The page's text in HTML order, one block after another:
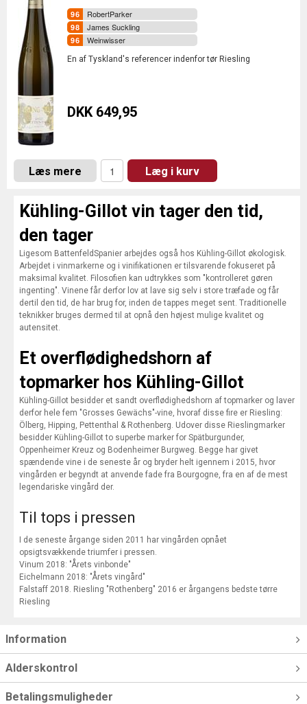
RobertParker
James Suckling
Weinwisser
En af Tyskland's referencer indenfor tør Riesling
DKK 649,95
Læs mere Læg i kurv
Kühling-Gillot vin tager den tid,
den tager
Ligesom BattenfeldSpanier arbejdes også hos Kühling-Gillot økologisk.
Arbejdet i vinmarkerne og i vinifikationen er tilsvarende fokuseret på
maksimal kvalitet. Filosofien kan udtrykkes som "kontrolleret gøren
ingenting". Vinene får derfor lov at lave sig selv i store træfade og får
dertil den tid, de har brug for, inden de tappes meget sent. Traditionelle
teknikker bruges dermed til at opnå den højest mulige kvalitet og
autensitet.
Et overflødighedshorn af
topmarker hos Kühling-Gillot
Kühling-Gillot besidder et sandt overflødighedshorn af topmarker og laver
derfor hele fem "Grosses Gewächs"-vine, hvoraf disse fire er Riesling:
Ölberg, Hipping, Pettenthal & Rothenberg. Udover disse Rieslingmarker
besidder Kühling-Gillot to superbe marker for Spätburgunder,
Oppenheimer Kreuz og Bodenheimer Burgweg. Begge har givet
spændende vine i de seneste år og bryder helt igennem i 2015, hvor
vingården er begyndt at anvende fade fra Bourgogne, fra en af de mest
legendariske vingård der.
Til tops i pressen
I de seneste årgange siden 2011 har vingården opnået
opsigtsvækkende triumfer i pressen.
Vinum 2018: "Årets vinbonde"
Eichelmann 2018: "Årets vingård"
Falstaff 2018. Riesling "Rothenberg" 2016 er årgangens bedste tørre
Riesling
Information
Alderskontrol
Betalingsmuligheder